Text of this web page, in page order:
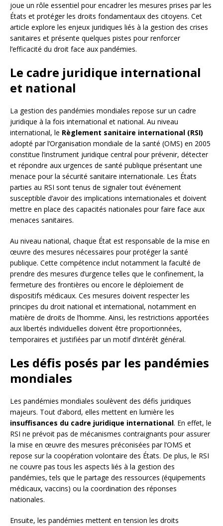
joue un rôle essentiel pour encadrer les mesures prises par les
États et protéger les droits fondamentaux des citoyens. Cet
article explore les enjeux juridiques liés à la gestion des crises
sanitaires et présente quelques pistes pour renforcer
l’efficacité du droit face aux pandémies.
Le cadre juridique international
et national
La gestion des pandémies mondiales repose sur un cadre
juridique à la fois international et national. Au niveau
international, le Règlement sanitaire international (RSI)
adopté par l’Organisation mondiale de la santé (OMS) en 2005
constitue l’instrument juridique central pour prévenir, détecter
et répondre aux urgences de santé publique présentant une
menace pour la sécurité sanitaire internationale. Les États
parties au RSI sont tenus de signaler tout événement
susceptible d’avoir des implications internationales et doivent
mettre en place des capacités nationales pour faire face aux
menaces sanitaires.
Au niveau national, chaque État est responsable de la mise en
œuvre des mesures nécessaires pour protéger la santé
publique. Cette compétence inclut notamment la faculté de
prendre des mesures d’urgence telles que le confinement, la
fermeture des frontières ou encore le déploiement de
dispositifs médicaux. Ces mesures doivent respecter les
principes du droit national et international, notamment en
matière de droits de l’homme. Ainsi, les restrictions apportées
aux libertés individuelles doivent être proportionnées,
temporaires et justifiées par un motif d’intérêt général.
Les défis posés par les pandémies
mondiales
Les pandémies mondiales soulèvent des défis juridiques
majeurs. Tout d’abord, elles mettent en lumière les
insuffisances du cadre juridique international. En effet, le
RSI ne prévoit pas de mécanismes contraignants pour assurer
la mise en œuvre des mesures préconisées par l’OMS et
repose sur la coopération volontaire des États. De plus, le RSI
ne couvre pas tous les aspects liés à la gestion des
pandémies, tels que le partage des ressources (équipements
médicaux, vaccins) ou la coordination des réponses
nationales.
Ensuite, les pandémies mettent en tension les droits